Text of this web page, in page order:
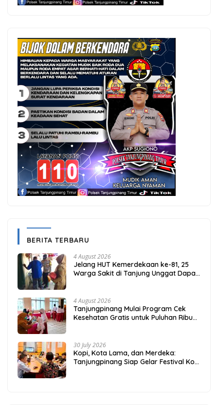
BERITA TERBARU
4 August 2026
Jelang HUT Kemerdekaan ke-81, 25
Warga Sakit di Tanjung Unggat Dapat
4 August 2026
Tanjungpinang Mulai Program Cek
Kesehatan Gratis untuk Puluhan Ribu
30 July 2026
Kopi, Kota Lama, dan Merdeka:
Tanjungpinang Siap Gelar Festival Kopi